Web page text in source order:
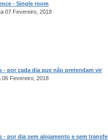
- Single room
07 Fevereiro, 2018
- por cada dia que não pretendam vir
06 Fevereiro, 2018
- por dia sem alojamento e sem